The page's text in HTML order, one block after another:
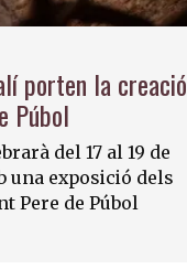
porten la creació
Púbol
del 17 al 19 de
una exposició dels
Pere de Púbol